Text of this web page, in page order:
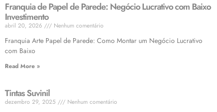
Franquia de Papel de Parede: Negócio Lucrativo com Baixo
Investimento
abril 20, 2026 Nenhum comentário
Franquia Arte Papel de Parede: Como Montar um Negócio Lucrativo
com Baixo
Read More »
Tintas Suvinil
dezembro 29, 2025 Nenhum comentário